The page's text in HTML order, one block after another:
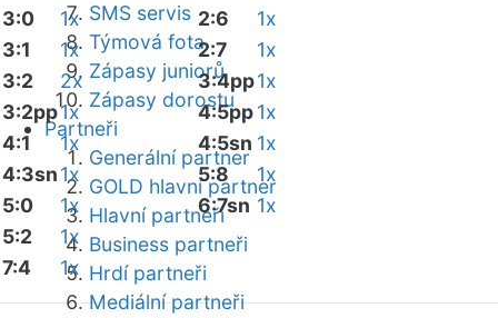
SMS servis
Týmová fota
Zápasy juniorů
Zápasy dorostu
Partneři
Generální partner
GOLD hlavní partner
Hlavní partneři
Business partneři
Hrdí partneři
Mediální partneři
3:0
1x
3:1
1x
3:2
2x
3:2pp1x
4:1
1x
4:3sn1x
5:0
1x
5:2
1x
7:4
1x
2:6
1x
2:7
1x
3:4pp1x
4:5pp1x
4:5sn 1x
5:8
1x
6:7sn 1x